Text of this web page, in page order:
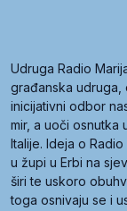
Udruga Radio
građanska udruga,
inicijativni odbor
mir, a uoči osnutka
Italije. Ideja o
u župi u Erbi na
širi te uskoro
toga osnivaju se i